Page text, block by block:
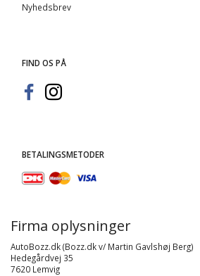
Nyhedsbrev
FIND OS PÅ
BETALINGSMETODER
Firma oplysninger
AutoBozz.dk (Bozz.dk v/ Martin Gavlshøj Berg)
Hedegårdvej 35
7620 Lemvig